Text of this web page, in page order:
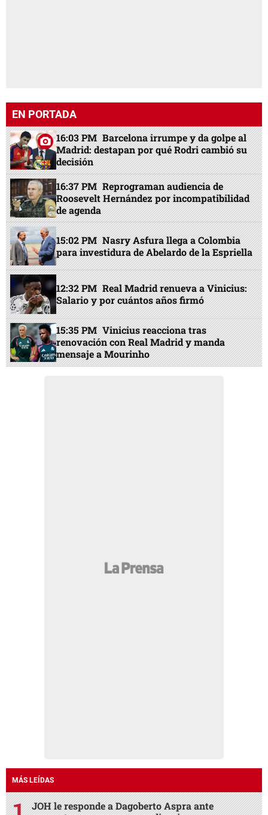
EN PORTADA
16:03 PM Barcelona irrumpe y da golpe al
Madrid: destapan por qué Rodri cambió su
decisión
16:37 PM Reprograman audiencia de
Roosevelt Hernández por incompatibilidad
de agenda
15:02 PM Nasry Asfura llega a Colombia
para investidura de Abelardo de la Espriella
12:32 PM Real Madrid renueva a Vinicius:
Salario y por cuántos años firmó
15:35 PM Vinicius reacciona tras
renovación con Real Madrid y manda
mensaje a Mourinho
MÁS LEÍDAS
JOH le responde a Dagoberto Aspra ante